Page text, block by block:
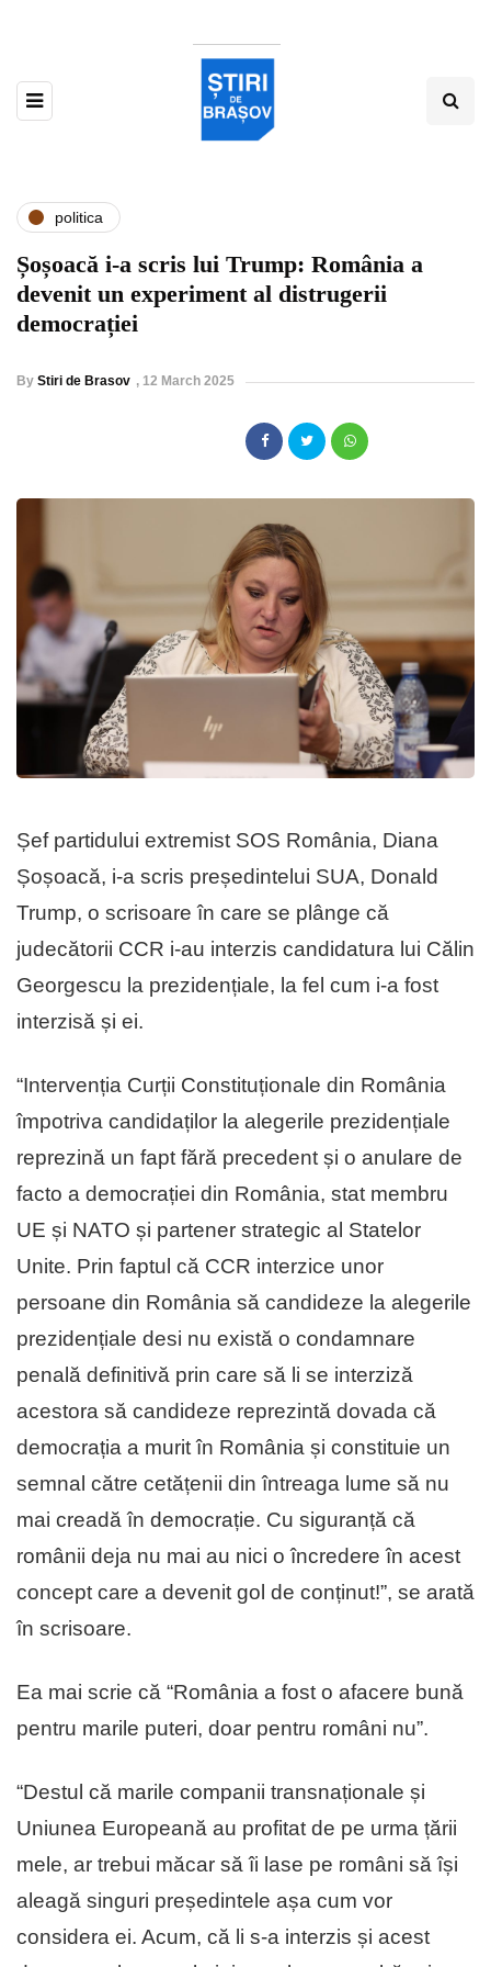
politica
Șoșoacă i-a scris lui Trump: România a
devenit un experiment al distrugerii
democrației
By Stiri de Brasov , 12 March 2025
Șef partidului extremist SOS România, Diana
Șoșoacă, i-a scris președintelui SUA, Donald
Trump, o scrisoare în care se plânge că
judecătorii CCR i-au interzis candidatura lui Călin
Georgescu la prezidențiale, la fel cum i-a fost
interzisă și ei.
“Intervenția Curții Constituționale din România
împotriva candidaților la alegerile prezidențiale
reprezină un fapt fără precedent și o anulare de
facto a democrației din România, stat membru
UE și NATO și partener strategic al Statelor
Unite. Prin faptul că CCR interzice unor
persoane din România să candideze la alegerile
prezidențiale desi nu există o condamnare
penală definitivă prin care să li se interziză
acestora să candideze reprezintă dovada că
democrația a murit în România și constituie un
semnal către cetățenii din întreaga lume să nu
mai creadă în democrație. Cu siguranță că
românii deja nu mai au nici o încredere în acest
concept care a devenit gol de conținut!”, se arată
în scrisoare.
Ea mai scrie că “România a fost o afacere bună
pentru marile puteri, doar pentru români nu”.
“Destul că marile companii transnaționale și
Uniunea Europeană au profitat de pe urma țării
mele, ar trebui măcar să îi lase pe români să își
aleagă singuri președintele așa cum vor
considera ei. Acum, că li s-a interzis și acest